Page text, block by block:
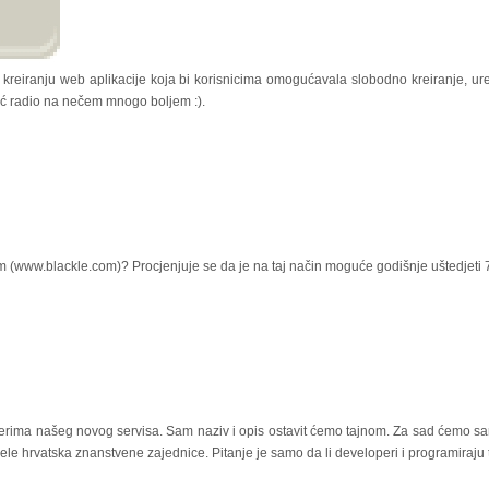
web aplikacije koja bi korisnicima omogućavala slobodno kreiranje,
radio na nečem mnogo boljem :).
(www.blackle.com)? Procjenjuje se da je na taj način moguće godišnje uštedjeti
našeg novog servisa. Sam naziv i opis ostavit ćemo tajnom. Za sad ćemo
hrvatska znanstvene zajednice. Pitanje je samo da li developeri i